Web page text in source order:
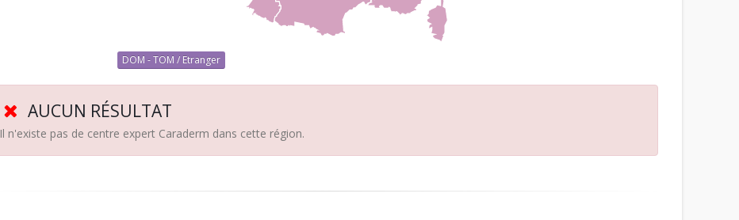
DOM - TOM / Etranger
AUCUN RÉSULTAT
Il n'existe pas de centre expert Caraderm dans cette région.